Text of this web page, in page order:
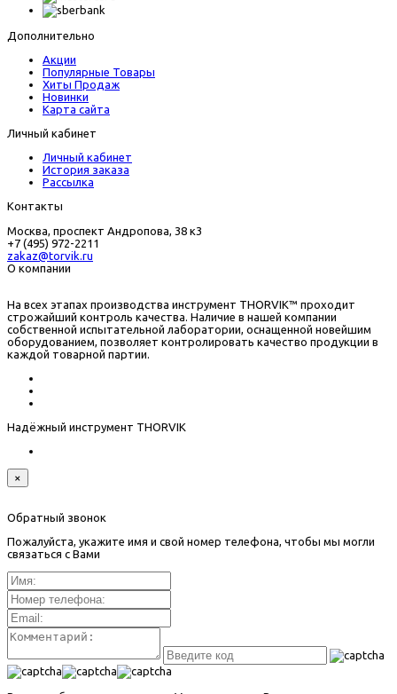
Дополнительно
Акции
Популярные Товары
Хиты Продаж
Новинки
Карта сайта
Личный кабинет
Личный кабинет
История заказа
Рассылка
Контакты
Москва, проспект Андропова, 38 к3
+7 (495) 972-2211
zakaz@torvik.ru
О компании
На всех этапах производства инструмент THORVIK™ проходит
строжайший контроль качества. Наличие в нашей компании
собственной испытательной лаборатории, оснащенной новейшим
оборудованием, позволяет контролировать качество продукции в
каждой товарной партии.
Надёжный инструмент THORVIK
×
Обратный звонок
Пожалуйста, укажите имя и свой номер телефона, чтобы мы могли
связаться с Вами